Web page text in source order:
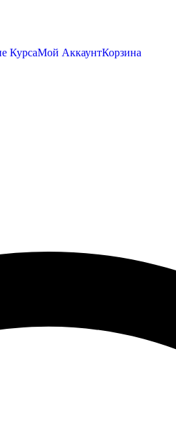
КурсаМой АккаунтКорзина